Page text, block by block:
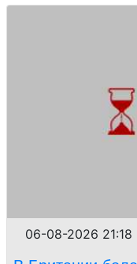
06-08-2026 21:18